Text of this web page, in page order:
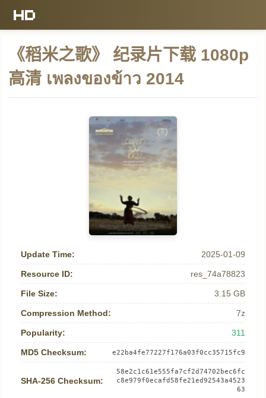
《稻米之歌》 纪录片下载 1080p
高清 เพลงของข้าว 2014
Update Time: 2025-01-09
Resource ID: res_74a78823
File Size: 3.15 GB
Compression Method: 7z
Popularity: 311
MD5 Checksum: e22ba4fe77227f176a03f0cc35715fc9
SHA-256 Checksum:
58e2c1c61e555fa7cf2d74702bec6fc
c8e979f0ecafd58fe21ed92543a4523
63